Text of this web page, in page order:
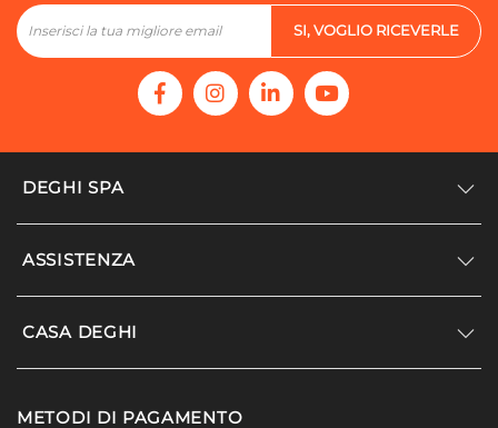
SI, VOGLIO RICEVERLE
DEGHI SPA
Accedi/Registrati
Modello organizzativo e codice etico
ASSISTENZA
Supporto
Agevolazioni fiscali
CASA DEGHI
METODI DI PAGAMENTO